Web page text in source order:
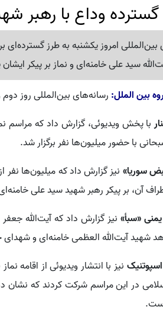
گسترده وداع با رهبر
امروز یکشنبه به طرز گسترده‌ای
سید علی خامنه‌ای و نماز بر پیکر
بین الملل: رسانه‌های بین‌المللی روز
با پخش ویدیوئی، گزارش داد که مراسم
با حضور میلیون‌ها نفر برگزار شد.
سوریا» نیز گزارش داد که میلیون‌ها
آن، بر پیکر رهبر شهید سید علی
«سبأ»نیز گزارش داد که آیت‌الله
شهید آیت‌الله العظمی خامنه‌ای و شهدای
نیز با انتشار ویدیوئی از اقامه
در این مراسم شرکت کردند که نشان